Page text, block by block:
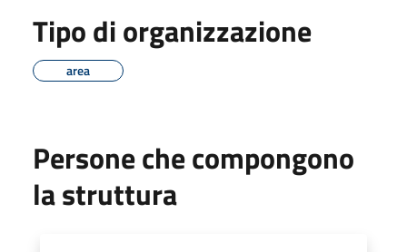
Tipo di organizzazione
area
Persone che compongono
la struttura